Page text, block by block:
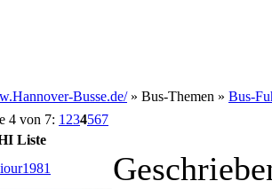
Busse.de/» Bus-Themen » Bus-
4 von 7: 1 234567
Liste